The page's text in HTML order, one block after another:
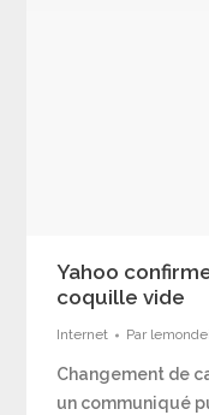
Yahoo
coquille vide
Internet Par
Changement de
un communiqué